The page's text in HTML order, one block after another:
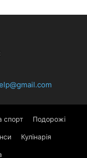
спорт Подорожі
Кулінарія